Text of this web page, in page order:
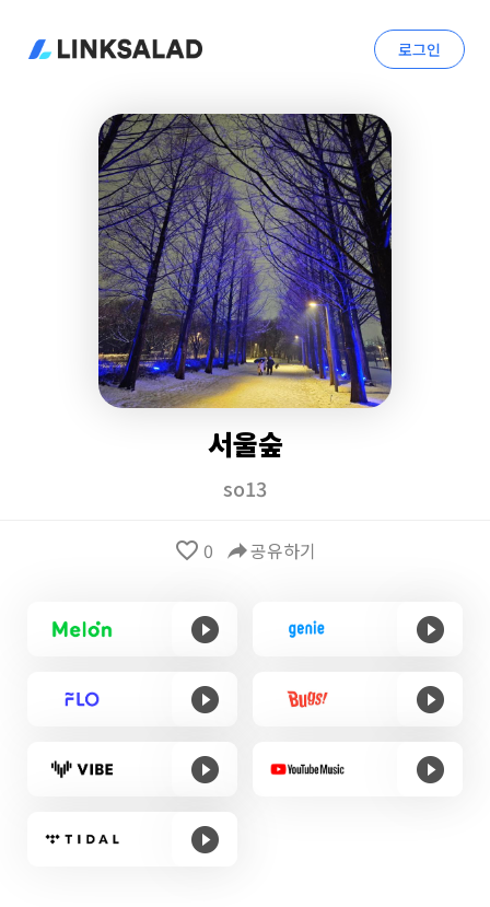
로그인
서울숲
so13
favorite_border 0 reply공유하기